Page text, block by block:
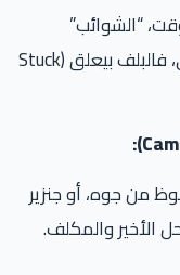
و”الطمي” (Sludge) بيسدوا المصفاة دي، فالبلف بيعلق (Stuck
جوه، أو جنزير